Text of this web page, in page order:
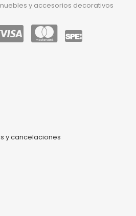
y accesorios decorativos
y cancelaciones